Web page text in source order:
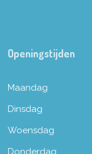
Openingstijden
Maandag
Dinsdag
Woensdag
Donderdag